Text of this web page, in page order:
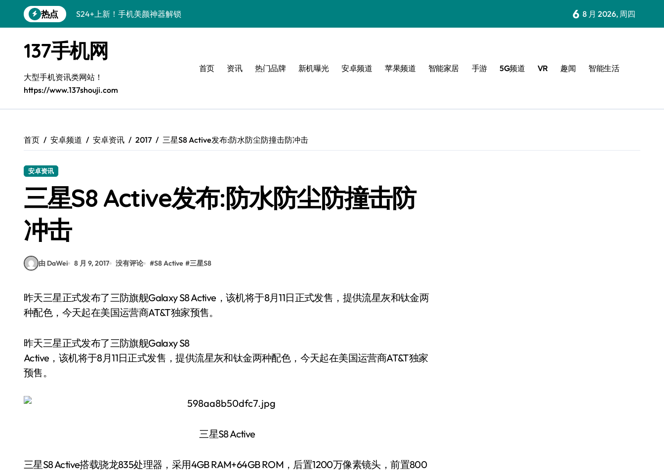
到
热点
S24+上新！手机美颜神器解锁
A56 5G登场，刷新三星时尚新高度！
三星S26上新！3招秒变手机个性美学
S25美学攻略：解锁三星个性炫彩新姿势
C55 5G潮玩秘籍：定制时尚新态度
Galaxy Z Flip6：折叠间，尽显潮流魔力！
S25 Ultra颜值炸裂！定制主题潮到没朋友！
6 8 月 2026, 周四
137手机网
大型手机资讯类网站！
https://www.137shouji.com
首页 资讯 热门品牌 新机曝光 安卓频道 苹果频道 智能家居 手游 5G频道 VR 趣闻 智能生活
首页 安卓频道 安卓资讯 2017 三星S8 Active发布:防水防尘防撞击防冲击
安卓资讯
三星S8 Active发布:防水防尘防撞击防
冲击
由 DaWei 8 月 9, 2017 没有评论 #S8 Active #三星S8
昨天三星正式发布了三防旗舰Galaxy S8 Active，该机将于8月11日正式发售，提供流星灰和钛金两
种配色，今天起在美国运营商AT&T独家预售。
昨天三星正式发布了三防旗舰Galaxy S8
Active，该机将于8月11日正式发售，提供流星灰和钛金两种配色，今天起在美国运营商AT&T独家
预售。
三星S8 Active
三星S8 Active搭载骁龙835处理器，采用4GB RAM+64GB ROM，后置1200万像素镜头，前置800